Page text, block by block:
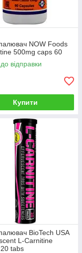
NOW Foods
500mg caps 60
відправки
Купити
BioTech USA
L-Carnitine
tabs